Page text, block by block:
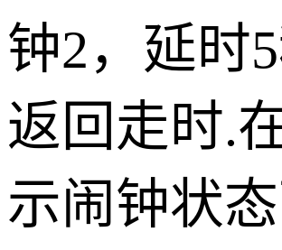
钟2，延时
返回走时.
示闹钟状态